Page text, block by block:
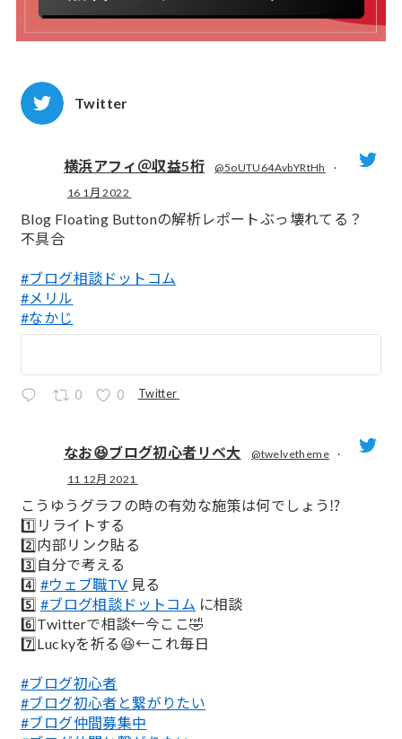
Twitter
横浜アフィ＠収益5桁 @5oUTU64AvbYRtHh
·
16 1月 2022
Blog Floating Buttonの解析レポートぶっ壊れてる？
不具合
#ブログ相談ドットコム
#メリル
#なかじ
0 0 Twitter
なお😆ブログ初心者リベ大 @twelvetheme
·
11 12月 2021
こうゆうグラフの時の有効な施策は何でしょう⁉️
1️⃣リライトする
2️⃣内部リンク貼る
3️⃣自分で考える
4️⃣ #ウェブ職TV 見る
5️⃣ #ブログ相談ドットコム に相談
6️⃣Twitterで相談←今ここ🤣
7️⃣Luckyを祈る😆←これ毎日
#ブログ初心者
#ブログ初心者と繋がりたい
#ブログ仲間募集中